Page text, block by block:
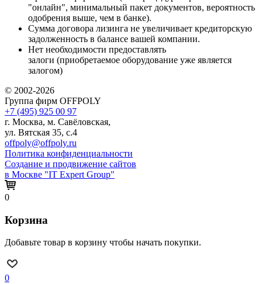
"онлайн", минимальный пакет документов, вероятность
одобрения выше, чем в банке).
Сумма договора лизинга не увеличивает кредиторскую
задолженность в балансе вашей компании.
Нет необходимости предоставлять
залоги (приобретаемое оборудование уже является
залогом)
© 2002-2026
Группа фирм OFFPOLY
+7 (495) 925 00 97
г. Москва, м. Савёловская,
ул. Вятская 35, с.4
offpoly@offpoly.ru
Политика конфиденциальности
Создание и продвижение сайтов
в Москве "IT Expert Group"
0
Корзина
Добавьте товар в корзину чтобы начать покупки.
0